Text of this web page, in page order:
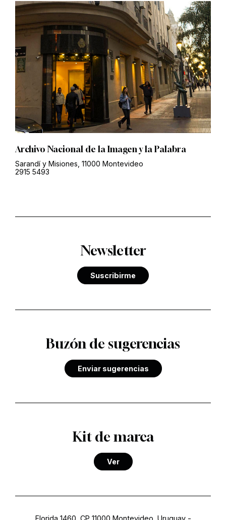
Archivo Nacional de la Imagen y la Palabra
Sarandí y Misiones, 11000 Montevideo
2915 5493
Newsletter
Suscribirme
Buzón de sugerencias
Enviar sugerencias
Kit de marca
Ver
Florida 1460, CP 11000 Montevideo, Uruguay-